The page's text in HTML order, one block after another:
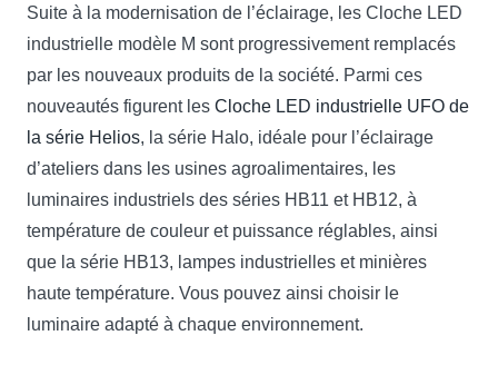
Suite à la modernisation de l’éclairage, les Cloche LED
industrielle modèle M sont progressivement remplacés
par les nouveaux produits de la société. Parmi ces
nouveautés figurent les Cloche LED industrielle UFO de
la série Helios, la série Halo, idéale pour l’éclairage
d’ateliers dans les usines agroalimentaires, les
luminaires industriels des séries HB11 et HB12, à
température de couleur et puissance réglables, ainsi
que la série HB13, lampes industrielles et minières
haute température. Vous pouvez ainsi choisir le
luminaire adapté à chaque environnement.